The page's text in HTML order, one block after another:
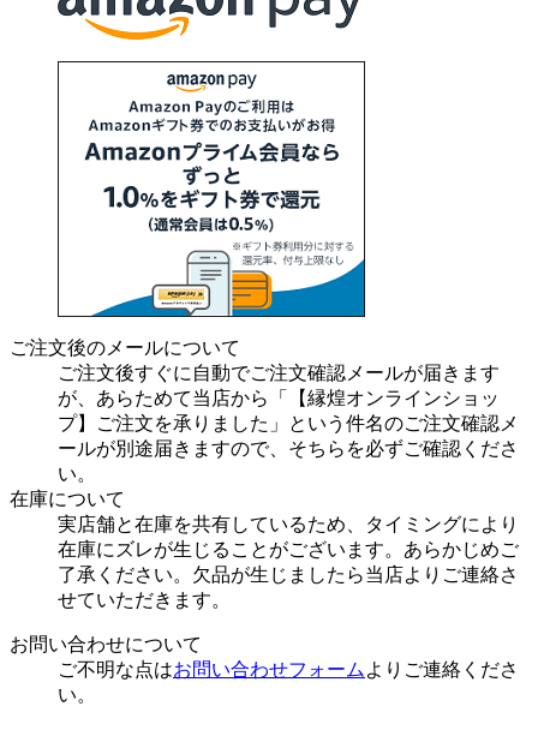
ご注文後のメールについて
ご注文後すぐに自動でご注文確認メールが届きます
が、あらためて当店から「【縁煌オンラインショッ
プ】ご注文を承りました」という件名のご注文確認メ
ールが別途届きますので、そちらを必ずご確認くださ
い。
在庫について
実店舗と在庫を共有しているため、タイミングにより
在庫にズレが生じることがございます。あらかじめご
了承ください。欠品が生じましたら当店よりご連絡さ
せていただきます。
お問い合わせについて
ご不明な点はお問い合わせフォーム よりご連絡くださ
い。